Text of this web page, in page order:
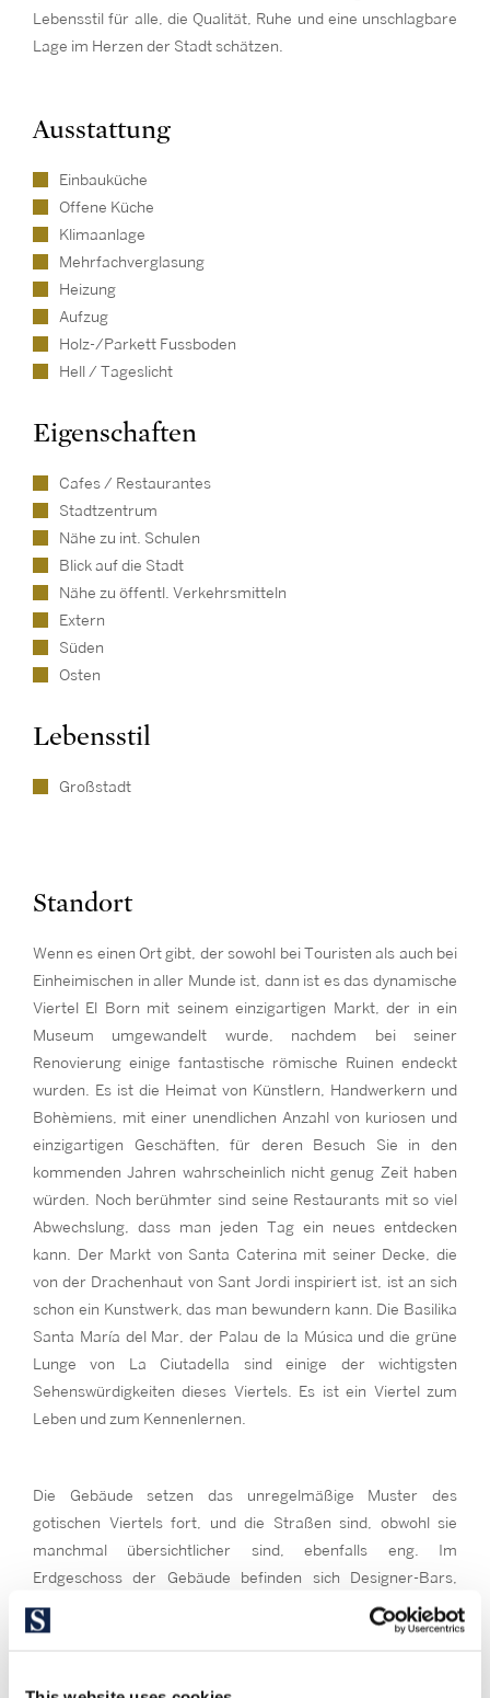
Lebensstil für alle, die Qualität, Ruhe und eine unschlagbare
Lage im Herzen der Stadt schätzen.
Ausstattung
Einbauküche
Offene Küche
Klimaanlage
Mehrfachverglasung
Heizung
Aufzug
Holz-/Parkett Fussboden
Hell / Tageslicht
Eigenschaften
Cafes / Restaurantes
Stadtzentrum
Nähe zu int. Schulen
Blick auf die Stadt
Nähe zu öffentl. Verkehrsmitteln
Extern
Süden
Osten
Lebensstil
Großstadt
Standort
Wenn es einen Ort gibt, der sowohl bei Touristen als auch bei
Einheimischen in aller Munde ist, dann ist es das dynamische
Viertel El Born mit seinem einzigartigen Markt, der in ein
Museum umgewandelt wurde, nachdem bei seiner
Renovierung einige fantastische römische Ruinen endeckt
wurden. Es ist die Heimat von Künstlern, Handwerkern und
Bohèmiens, mit einer unendlichen Anzahl von kuriosen und
einzigartigen Geschäften, für deren Besuch Sie in den
kommenden Jahren wahrscheinlich nicht genug Zeit haben
würden. Noch berühmter sind seine Restaurants mit so viel
Abwechslung, dass man jeden Tag ein neues entdecken
kann. Der Markt von Santa Caterina mit seiner Decke, die
von der Drachenhaut von Sant Jordi inspiriert ist, ist an sich
schon ein Kunstwerk, das man bewundern kann. Die Basilika
Santa María del Mar, der Palau de la Música und die grüne
Lunge von La Ciutadella sind einige der wichtigsten
Sehenswürdigkeiten dieses Viertels. Es ist ein Viertel zum
Leben und zum Kennenlernen.
Die Gebäude setzen das unregelmäßige Muster des
gotischen Viertels fort, und die Straßen sind, obwohl sie
manchmal übersichtlicher sind, ebenfalls eng. Im
Erdgeschoss der Gebäude befinden sich Designer-Bars,
Kunstgalerien, Handwerkerwerkstätten und Stop Counting.